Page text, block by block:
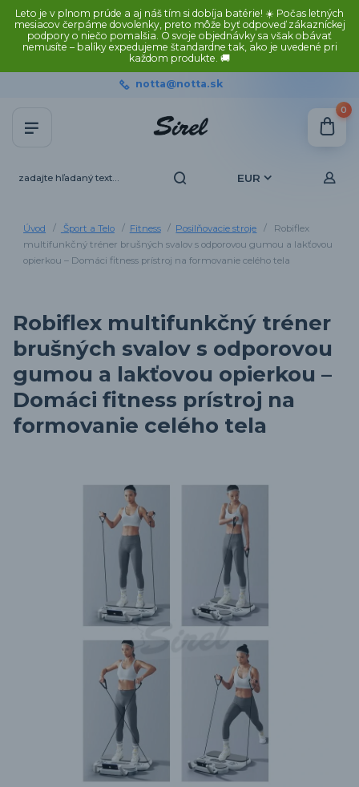
Leto je v plnom prúde a aj náš tím si dobíja batérie! ☀️ Počas letných
mesiacov čerpáme dovolenky, preto môže byť odpoveď zákazníckej
podpory o niečo pomalšia. O svoje objednávky sa však obávať
nemusíte – balíky expedujeme štandardne tak, ako je uvedené pri
každom produkte. 🚚
EUR
notta@notta.sk
0
Úvod Šport a Telo Fitness Posilňovacie stroje
Robiflex
multifunkčný tréner brušných svalov s odporovou gumou a lakťovou
opierkou – Domáci fitness prístroj na formovanie celého tela
Robiflex multifunkčný tréner
brušných svalov s odporovou
gumou a lakťovou opierkou –
Domáci fitness prístroj na
formovanie celého tela